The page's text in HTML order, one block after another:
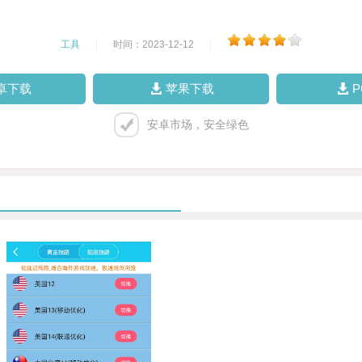
工具 时间：2023-12-12
下载 苹果下载
安卓市场，安全绿色